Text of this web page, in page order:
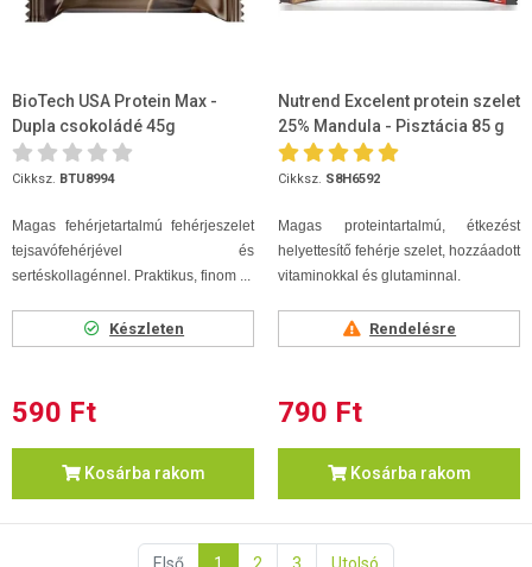
BioTech USA Protein Max -
Dupla csokoládé 45g
Cikksz. BTU8994
Magas fehérjetartalmú fehérjeszelet
tejsavófehérjével és
sertéskollagénnel. Praktikus, finom ...
Készleten
590 Ft
Kosárba rakom
Nutrend Excelent protein szelet
25% Mandula - Pisztácia 85 g
Cikksz. S8H6592
Magas proteintartalmú, étkezést
helyettesítő fehérje szelet, hozzáadott
vitaminokkal és glutaminnal.
Rendelésre
790 Ft
Kosárba rakom